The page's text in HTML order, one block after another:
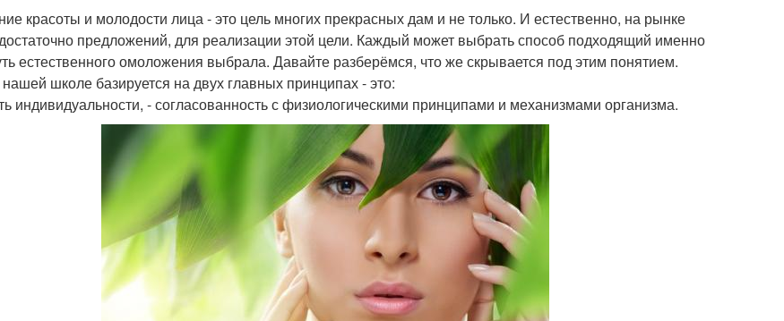
красоты и молодости лица - это цель многих прекрасных дам и не только. И естественно, на рынке
предложений, для реализации этой цели. Каждый может выбрать способ подходящий именно
естественного омоложения выбрала. Давайте разберёмся, что же скрывается под этим понятием.
школе базируется на двух главных принципах - это:
индивидуальности, - согласованность с физиологическими принципами и механизмами организма.